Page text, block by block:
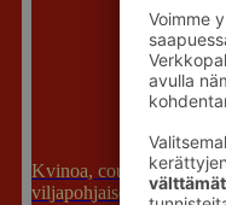
Kvinoa, couscous ja
viljapohjaiset lisukkeet